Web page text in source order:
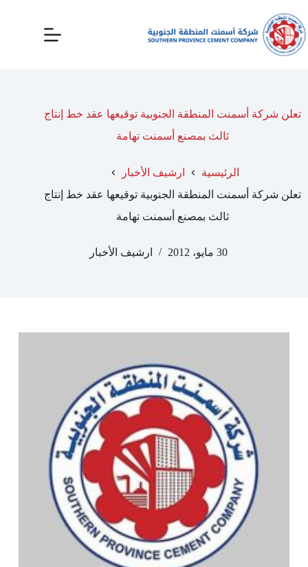
تعلن شركة أسمنت المنطقة الجنوبية توقيعها عقد خط إنتاج
ثالث بمصنع أسمنت تهامة
الرئيسية
ارشيف الأخبار
تعلن شركة أسمنت المنطقة الجنوبية توقيعها عقد خط إنتاج
ثالث بمصنع أسمنت تهامة
30 مايو، 2012 ارشيف الأخبار